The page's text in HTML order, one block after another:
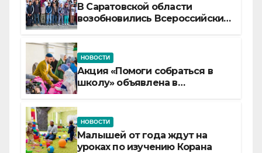
В Саратовской области
возобновились Всероссийские
НОВОСТИ
Акция «Помоги собраться в
школу» объявлена в
НОВОСТИ
Малышей от года ждут на
уроках по изучению Корана